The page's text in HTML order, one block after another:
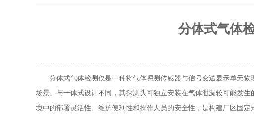
分体式气体
分体式气体检测仪是一种将气体探测传感器与信号变送显示单元物
场景。与一体式设计不同，其探测头可独立安装在气体泄漏较可能发
境中的部署灵活性、维护便利性和操作人员的安全性，是构建厂区固